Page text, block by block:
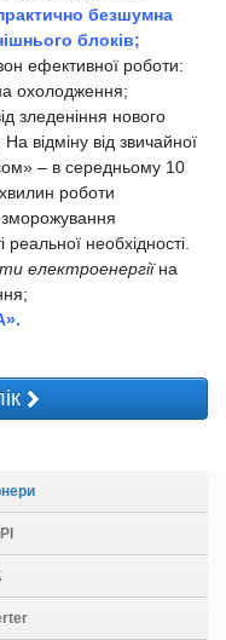
безшумна
блоків;
ефективної роботи:
охолодження;
зледеніння нового
відміну від звичайної
– в середньому 10
роботи
необхідності.
електроенергіїна